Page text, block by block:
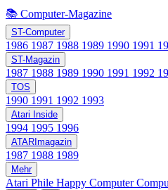
📚 Computer-Magazine
ST-Computer
1986 1987 1988 1989 1990 1991
ST-Magazin
1987 1988 1989 1990 1991 1992
TOS
1990 1991 1992 1993
Atari Inside
1994 1995 1996
ATARImagazin
1987 1988 1989
Mehr
Atari Phile Happy Computer